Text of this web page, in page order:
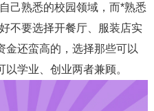
己熟悉的校园领域，而*熟悉
不要选择开餐厅、服装店实
金还蛮高的，选择那些可以
学业、创业两者兼顾。